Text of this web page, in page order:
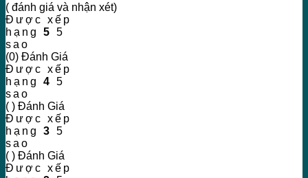
( đánh giá và nhận xét)
Được xếp
hạng 5 5
sao
(0) Đánh Giá
Được xếp
hạng 4 5
sao
( ) Đánh Giá
Được xếp
hạng 3 5
sao
( ) Đánh Giá
Được xếp